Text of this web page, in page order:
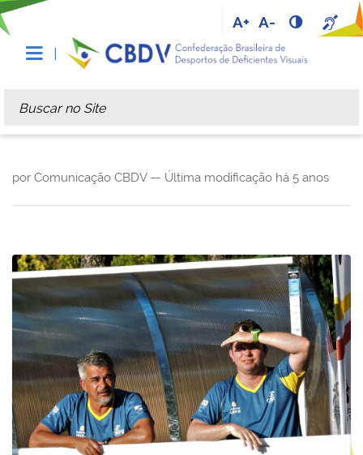
A+ A-
Busca
Busca Avançada…
por Comunicação CBDV — Última modificação há 5 anos